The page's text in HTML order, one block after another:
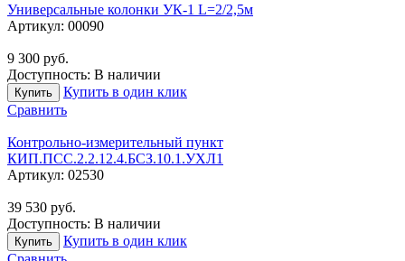
Универсальные колонки УК-1 L=2/2,5м
Артикул: 00090
9 300 руб.
Доступность: В наличии
Купить
Купить в один клик
Сравнить
Контрольно-измерительный пункт
КИП.ПСС.2.2.12.4.БСЗ.10.1.УХЛ1
Артикул: 02530
39 530 руб.
Доступность: В наличии
Купить
Купить в один клик